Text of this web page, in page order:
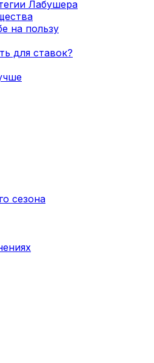
Лабушера
на пользу
для ставок?
сезона